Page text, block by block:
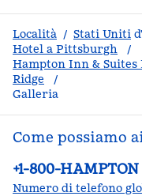
Località / Stati Uniti
Hotel a Pittsburgh
/
Hampton Inn &
Ridge
/
Galleria
Come possiamo
Telefono:
+1-800-HAMPTON
Numero di telefono